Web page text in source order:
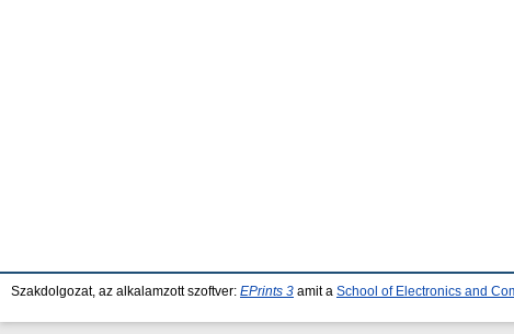
Szakdolgozat, az alkalamzott szoftver: EPrints 3 amit a School of Electronics and